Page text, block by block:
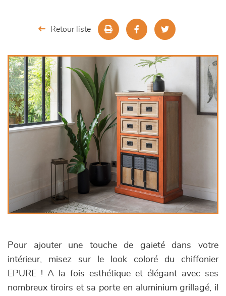
décoration
Retour liste
Pour ajouter une touche de gaieté dans votre
intérieur, misez sur le look coloré du chiffonier
EPURE ! A la fois esthétique et élégant avec ses
nombreux tiroirs et sa porte en aluminium grillagé, il